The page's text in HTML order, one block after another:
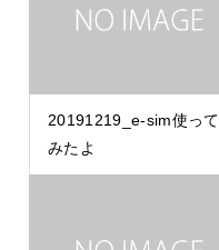
20191219_e-sim使って
みたよ